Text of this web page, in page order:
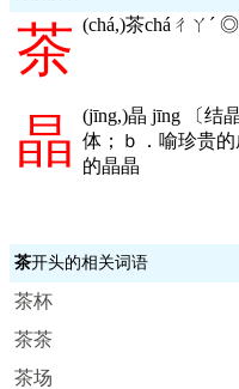
茶 (chá,)茶cháㄔㄚˊ
晶 (jīng,)晶 jīng 〔结
体；ｂ．喻珍贵
的晶晶
茶开头的相关词语
茶杯
茶茶
茶场